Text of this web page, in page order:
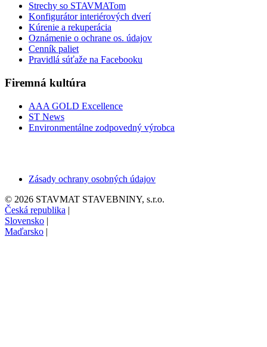
Strechy so STAVMATom
Konfigurátor interiérových dverí
Kúrenie a rekuperácia
Oznámenie o ochrane os. údajov
Cenník paliet
Pravidlá súťaže na Facebooku
Firemná kultúra
AAA GOLD Excellence
ST News
Environmentálne zodpovedný výrobca
Zásady ochrany osobných údajov
© 2026 STAVMAT STAVEBNINY, s.r.o.
Česká republika |
Slovensko |
Maďarsko |